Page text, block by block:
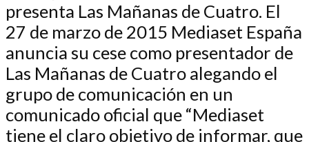
presenta Las Mañanas de Cuatro. El
27 de marzo de 2015 Mediaset España
anuncia su cese como presentador de
Las Mañanas de Cuatro alegando el
grupo de comunicación en un
comunicado oficial que “Mediaset
tiene el claro objetivo de informar, que